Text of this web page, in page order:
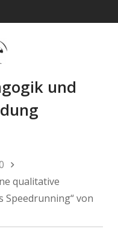
und
qualitative
Speedrunning“ von